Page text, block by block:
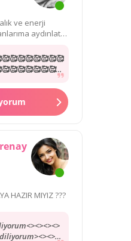
ve enerji
aydınlatıcı
HAZIR MIYIZ ???